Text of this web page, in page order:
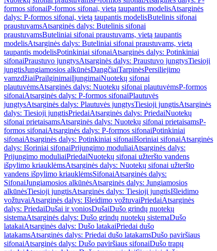
formos sifonaiP-formos sifonai, vietą taupantis modelisAtsarginės
dalys: P-formos sifonai, vietą taupantis modelisButelinis sifonai
praustuvamsAtsarginės dalys: Butelinis sifonai
praustuvamsButeliniai sifonai praustuvams, vietą taupantis
modelisAtsarginės dalys: Buteliniai sifonai praustuvams, vietą
taupantis modelisPotinkiniai sifonaiAtsarginės dalys: Potinkiniai
sifonaiPraustuvo jungtysAtsarginės dalys: Praustuvo jungtysTiesioji
jungtisJungiamosios alkūnėsDangčiaiTarpinėsPersiliejimo
vamzdžiaiPrailginimaiĮjungimaiNuotekų sifonai
plautuvėmsAtsarginės dalys: Nuotekų sifonai plautuvėmsP-formos
sifonaiAtsarginės dalys: P-formos sifonaiPlautuvės
jungtysAtsarginės dalys: Plautuvės jungtysTiesioji jungtisAtsarginės
dalys: Tiesioji jungtisPriedaiAtsarginės dalys: PriedaiNuotekų
sifonai prietaisamsAtsarginės dalys: Nuotekų sifonai prietaisamsP-
formos sifonaiAtsarginės dalys: P-formos sifonaiPotinkiniai
sifonaiAtsarginės dalys: Potinkiniai sifonaiIšoriniai sifonaiAtsarginės
dalys: Išoriniai sifonaiPrijungimo moduliaiAtsarginės dalys:
Prijungimo moduliaiPriedaiNuotekų sifonai užteršto vandens
išpylimo kriauklėmsAtsarginės dalys: Nuotekų sifonai užteršto
vandens išpylimo kriauklėmsSifonaiAtsarginės dalys:
SifonaiJungiamosios alkūnėsAtsarginės dalys: Jungiamosios
alkūnėsTiesioji jungtisAtsarginės dalys: Tiesioji jungtisIšleidimo
vožtuvaiAtsarginės dalys: Išleidimo vožtuvaiPriedaiAtsarginės
dalys: PriedaiDušai ir voniosDušaiDušo grindų nuotekų
sistemaAtsarginės dalys: Dušo grindų nuotekų sistemaDušo
latakaiAtsarginės dalys: Dušo latakaiPriedai dušo
latakamsAtsarginės dalys: Priedai dušo latakamsDušo paviršiaus
sifonaiAtsarginės dalys: Dušo paviršiaus sifonaiDušo trapų